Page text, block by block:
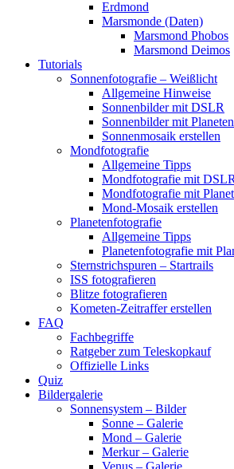
Erdmond
Marsmonde (Daten)
Marsmond Phobos
Marsmond Deimos
Tutorials
Sonnenfotografie – Weißlicht
Allgemeine Hinweise
Sonnenbilder mit DSLR
Sonnenbilder mit
Sonnenmosaik erstellen
Mondfotografie
Allgemeine Tipps
Mondfotografie mit DSLR
Mondfotografie mit
Mond-Mosaik erstellen
Planetenfotografie
Allgemeine Tipps
Planetenfotografie mit
Sternstrichspuren – Startrails
ISS fotografieren
Blitze fotografieren
Kometen-Zeitraffer erstellen
FAQ
Fachbegriffe
Ratgeber zum Teleskopkauf
Offizielle Links
Quiz
Bildergalerie
Sonnensystem – Bilder
Sonne – Galerie
Mond – Galerie
Merkur – Galerie
Venus – Galerie